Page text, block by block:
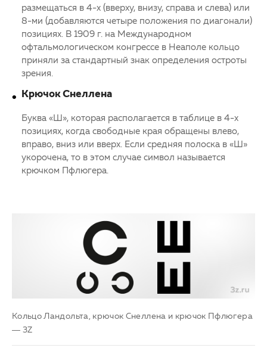
размещаться в 4-х (вверху, внизу, справа и слева) или
8-ми (добавляются четыре положения по диагонали)
позициях. В 1909 г. на Международном
офтальмологическом конгрессе в Неаполе кольцо
приняли за стандартный знак определения остроты
зрения.
Крючок Снеллена
Буква «Ш», которая располагается в таблице в 4-х
позициях, когда свободные края обращены влево,
вправо, вниз или вверх. Если средняя полоска в «Ш»
укорочена, то в этом случае символ называется
крючком Пфлюгера.
Кольцо Ландольта, крючок Снеллена и крючок Пфлюгера
— 3Z